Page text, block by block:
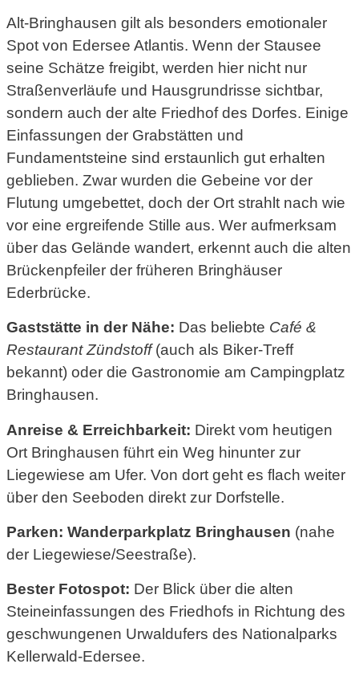
Alt-Bringhausen gilt als besonders emotionaler
Spot von Edersee Atlantis. Wenn der Stausee
seine Schätze freigibt, werden hier nicht nur
Straßenverläufe und Hausgrundrisse sichtbar,
sondern auch der alte Friedhof des Dorfes. Einige
Einfassungen der Grabstätten und
Fundamentsteine sind erstaunlich gut erhalten
geblieben. Zwar wurden die Gebeine vor der
Flutung umgebettet, doch der Ort strahlt nach wie
vor eine ergreifende Stille aus. Wer aufmerksam
über das Gelände wandert, erkennt auch die alten
Brückenpfeiler der früheren Bringhäuser
Ederbrücke.
Gaststätte in der Nähe: Das beliebte Café &
Restaurant Zündstoff(auch als Biker-Treff
bekannt) oder die Gastronomie am Campingplatz
Bringhausen.
Anreise & Erreichbarkeit: Direkt vom heutigen
Ort Bringhausen führt ein Weg hinunter zur
Liegewiese am Ufer. Von dort geht es flach weiter
über den Seeboden direkt zur Dorfstelle.
Parken: Wanderparkplatz Bringhausen (nahe
der Liegewiese/Seestraße).
Bester Fotospot: Der Blick über die alten
Steineinfassungen des Friedhofs in Richtung des
geschwungenen Urwaldufers des Nationalparks
Kellerwald-Edersee.